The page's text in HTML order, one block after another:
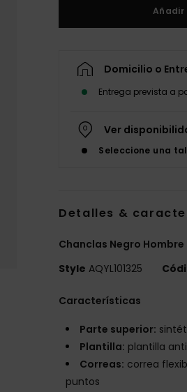
Añadir
Domicilio o
Entrega prevista a
Ver
Seleccione una
Detalles &
Chanclas Negro Hombre
Style AQYL101325
Características
Parte superior:
Plantilla: plantilla
Correas: correa
puntos